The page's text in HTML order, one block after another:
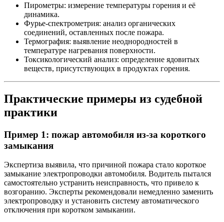
Пирометры: измерение температуры горения и её
динамика.
Фурье-спектрометрия: анализ органических
соединений, оставленных после пожара.
Термография: выявление неоднородностей в
температуре нагревания поверхности.
Токсикологический анализ: определение ядовитых
веществ, присутствующих в продуктах горения.
Практические примеры из судебной
практики
Пример 1: пожар автомобиля из-за короткого
замыкания
Экспертиза выявила, что причиной пожара стало короткое
замыкание электропроводки автомобиля. Водитель пытался
самостоятельно устранить неисправность, что привело к
возгоранию. Эксперты рекомендовали немедленно заменить
электропроводку и установить систему автоматического
отключения при коротком замыкании.